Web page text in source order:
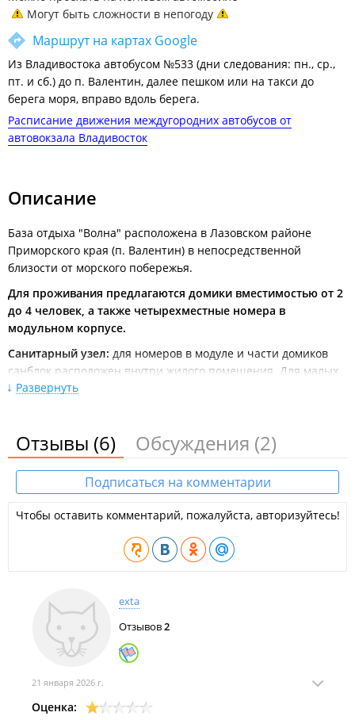
Могут быть сложности в непогоду
Маршрут на картах Google
Из Владивостока автобусом №533 (дни следования: пн., ср.,
пт. и сб.) до п. Валентин, далее пешком или на такси до
берега моря, вправо вдоль берега.
Расписание движения междугородних автобусов от
автовокзала Владивосток
Описание
База отдыха "Волна" расположена в Лазовском районе
Приморского края (п. Валентин) в непосредственной
близости от морского побережья.
Для проживания предлагаются домики вместимостью от 2
до 4 человек, а также четырехместные номера в
модульном корпусе.
Санитарный узел: для номеров в модуле и части домиков
санблок расположен внутри жилого помещения. Для малых
домиков предусмотрен общий санузел на территории базы.
домов на газовых плитках или в специально оборудованных
На территории:
Крытые беседки со столами и скамейками;
Детская площадка с батутом;
Зона с Sony PlayStation;
Бесплатная автомобильная парковка.
Дополнительные платные услуги:
Баня и предоставление веников;
Прокат SUP-досок;
Морские прогулки и рыбалка;
Экскурсионные выходы на водопады.
Развернуть
Отзывы (6) Обсуждения (2)
Подписаться на комментарии
Чтобы оставить комментарий, пожалуйста, авторизуйтесь!
exta
Отзывов2
21 января 2026 г.
Оценка: